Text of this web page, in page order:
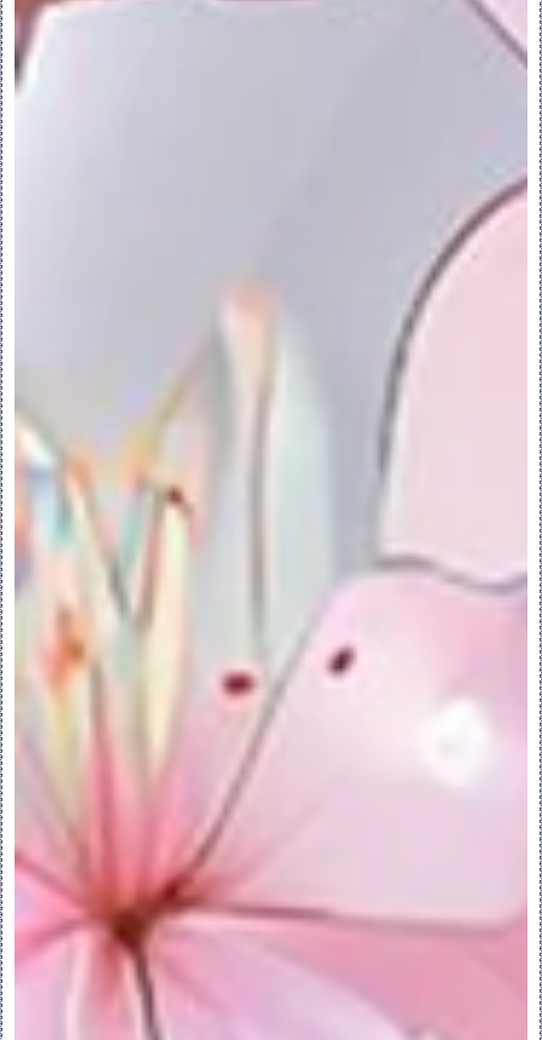
7.单击“立即查找”(Find Now)。查找到的
8.在“找到的位置”(locations Found)
，将其移动
到“选定位置”(locations Selected) 列
表中。元件被放置在装配中的该位置上。
9.单击“首选项”(Preferences) 更改“位
置的最大数目”(Max. Number Of
Locations)，以显示列表中的其他放置位
置。
界面至几何匹配：
1.从“界面放置”(Interface Placement)
列表中选择“界面至几何”(Interface To
2.选择装配几何放置参考。
3.要添加元件的其他实例，右键单击图形窗口
并从快捷菜单中选择“新建位置”(New
Location)，或者在“放置”(Placement)
选项卡中选择“新建位置”(New
Location)。
4.要自动放置出现的多个元件，请按照下列步
骤操作：
5.单击 “自动放置”(Auto Place)。“自动